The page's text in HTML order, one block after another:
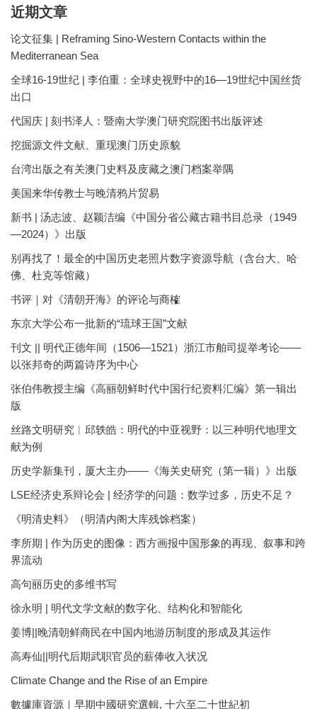
近期文章
论文征集 | Reframing Sino-Western Contacts within the
Mediterranean Sea
全球16-19世纪 | 李伯重：全球史视野中的16—19世纪中国丝货
出口
代国庆 | 刻书泽人：暨南大学澳门研究院图书出版评述
挖掘源文件文献、重现澳门历史原貌
台湾出版之有关澳门史料及庋藏之澳门档案举隅
美国来华传教士与晚清鸦片贸易
新书 | 汤志波、赵颖洁编《中国分省公藏古籍书目总录（1949
—2024）》出版
别再找了！最全的中国历史老照片数字资源导航（含台大、哈
佛、杜克等馆藏）
书评｜对《清朝开海》的评论与商榷
东京大学公布一批新的“琉球王国”文献
刊文 || 明代正德年间（1506—1521）浙江市舶司提举考论——
以张邦奇的两篇诗序为中心
张伯伟教授主编《高丽朝鲜时代中国行纪资料汇编》第一辑出
版
丝路文明研究︱邱轶皓：明代的中亚视野：以三种明代地理文
献为例
历史学新集刊，厦大主办——《海关史研究（第一辑）》出版
LSE经济史系辩论会 | 经济学的问题：数学过多，历史不足？
《明清史料》（明清内阁大库残馀档案）
李所期 | 作为历史的图像：西方画报中国形象的再现、叙事和跨
界流动
高句丽历史的多维书写
徐永明 | 明代文学文献的数字化、结构化和智能化
姜博||晚清朝鲜商民在中国内地游历制度的形成及其运作
高寿仙||明代后期武职官员的薪俸收入状况
Climate Change and the Rise of an Empire
數據庫資源｜早期中國研究選輯, 十六至二十世紀初